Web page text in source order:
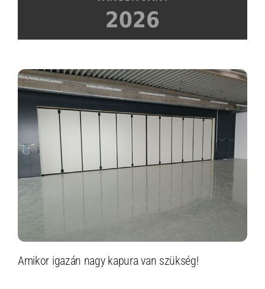
Amikor igazán nagy kapura van szükség!